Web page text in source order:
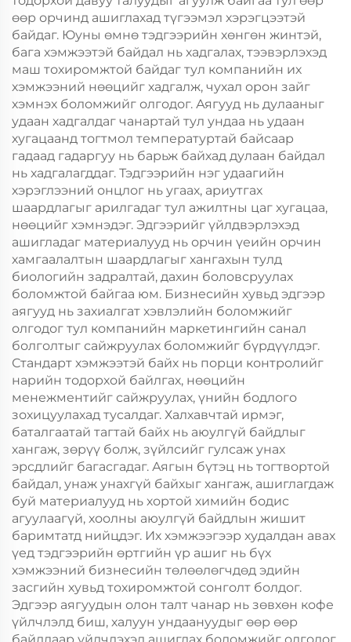
өөр орчинд ашиглахад түгээмэл хэрэгцээтэй
байдаг. Юуны өмнө тэдгээрийн хөнгөн жинтэй,
бага хэмжээтэй байдал нь хадгалах, тээвэрлэхэд
маш тохиромжтой байдаг тул компанийн их
хэмжээний нөөцийг хадгалж, чухал орон зайг
хэмнэх боломжийг олгодог. Аягууд нь дулааныг
удаан хадгалдаг чанартай тул ундаа нь удаан
хугацаанд тогтмол температуртай байсаар
гадаад гадаргуу нь барьж байхад дулаан байдал
нь хадгалагддаг. Тэдгээрийн нэг удаагийн
хэрэглээний онцлог нь угаах, ариутгах
шаардлагыг арилгадаг тул ажилтны цаг хугацаа,
нөөцийг хэмнэдэг. Эдгээрийг үйлдвэрлэхэд
ашигладаг материалууд нь орчин үеийн орчин
хамгаалалтын шаардлагыг хангахын тулд
биологийн задралтай, дахин боловсруулах
боломжтой байгаа юм. Бизнесийн хувьд эдгээр
аягууд нь захиалгат хэвлэлийн боломжийг
олгодог тул компанийн маркетингийн санал
болголтыг сайжруулах боломжийг бүрдүүлдэг.
Стандарт хэмжээтэй байх нь порци контролийг
нарийн тодорхой байлгах, нөөцийн
менежментийг сайжруулах, үнийн бодлого
зохицуулахад тусалдаг. Халхавчтай ирмэг,
баталгаатай тагтай байх нь аюулгүй байдлыг
хангаж, зөрүү болж, зүйлсийг гулсаж унах
эрсдлийг багасгадаг. Аягын бүтэц нь тогтвортой
байдал, унаж унахгүй байхыг хангаж, ашиглагдаж
буй материалууд нь хортой химийн бодис
агуулаагүй, хоолны аюулгүй байдлын жишит
баримтатд нийцдэг. Их хэмжээгээр худалдан авах
үед тэдгээрийн өртгийн үр ашиг нь бүх
хэмжээний бизнесийн төлөөлөгчдөд эдийн
засгийн хувьд тохиромжтой сонголт болдог.
Эдгээр аягуудын олон талт чанар нь зөвхөн кофе
үйлчлэлд биш, халуун ундаануудыг өөр өөр